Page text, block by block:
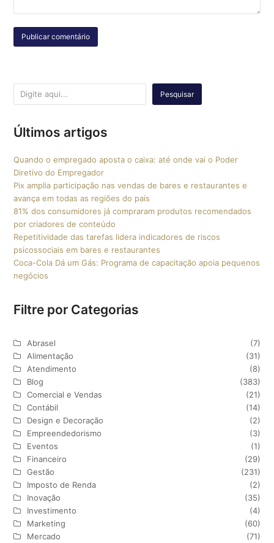
Pesquisar
Últimos artigos
Quando o empregado aposta o caixa: até onde vai o Poder
Diretivo do Empregador
Pix amplia participação nas vendas de bares e restaurantes e
avança em todas as regiões do país
81% dos consumidores já compraram produtos recomendados
por criadores de conteúdo
Repetitividade das tarefas lidera indicadores de riscos
psicossociais em bares e restaurantes
Coca-Cola Dá um Gás: Programa de capacitação apoia pequenos
negócios
Filtre por Categorias
Abrasel
(7)
Alimentação
(31)
Atendimento
(8)
Blog
(383)
Comercial e Vendas
(21)
Contábil
(14)
Design e Decoração
(2)
Empreendedorismo
(3)
Eventos
(1)
Financeiro
(29)
Gestão
(231)
Imposto de Renda
(2)
Inovação
(35)
Investimento
(4)
Marketing
(60)
Mercado
(71)